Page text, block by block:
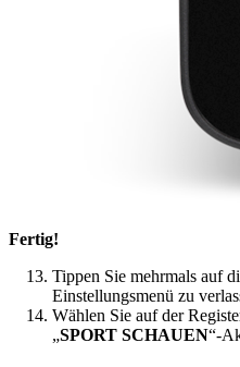
Fertig!
Tippen Sie mehrmals auf
Einstellungsmenü zu
Wählen Sie auf der
„SPORT SCHAUEN“-